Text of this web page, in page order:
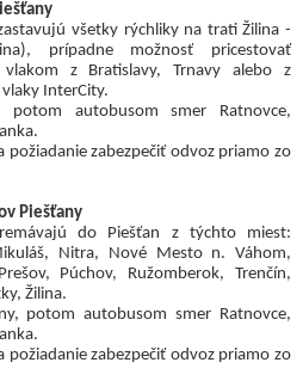
všetky rýchliky na trati Žilina -
prípadne možnosť pricestovať
z Bratislavy, Trnavy alebo z
InterCity.
potom autobusom smer Ratnovce,
požiadanie zabezpečiť odvoz priamo zo
Piešťany
do Piešťan z týchto miest:
Nitra, Nové Mesto n. Váhom,
Púchov, Ružomberok, Trenčín,
Žilina.
potom autobusom smer Ratnovce,
požiadanie zabezpečiť odvoz priamo zo